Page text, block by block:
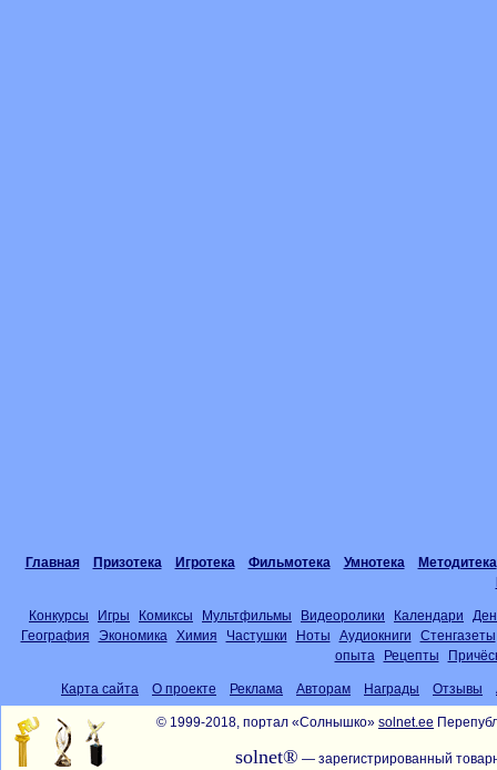
Главная Призотека Игротека Фильмотека Умнотека
Методитека
Конкурсы Игры Комиксы Мультфильмы Видеоролики Календари
География
Экономика Химия Частушки Ноты Аудиокниги
Стенгазеты
опыта
Рецепты
Карта сайта О проекте Реклама Авторам Награды Отзывы
© 1999-2018, портал «Солнышко» solnet.ee
solnet® — зарегистрированный